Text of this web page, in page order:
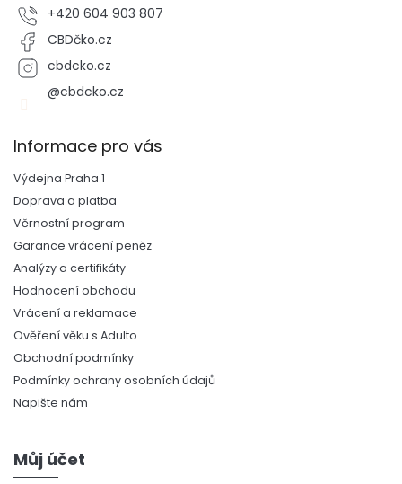
+420 604 903 807
CBDčko.cz
cbdcko.cz
@cbdcko.cz
Informace pro vás
Výdejna Praha 1
Doprava a platba
Věrnostní program
Garance vrácení peněz
Analýzy a certifikáty
Hodnocení obchodu
Vrácení a reklamace
Ověření věku s Adulto
Obchodní podmínky
Podmínky ochrany osobních údajů
Napište nám
Můj účet